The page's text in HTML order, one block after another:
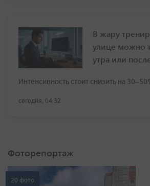
В жару
улице можно
утра или
Интенсивность стоит снизить на
сегодня, 04:32
Фоторепортаж
20 фото